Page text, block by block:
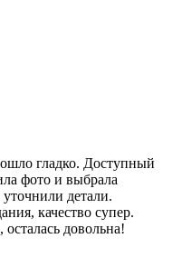
гладко. Доступный
фото и выбрала
детали.
качество супер.
довольна!